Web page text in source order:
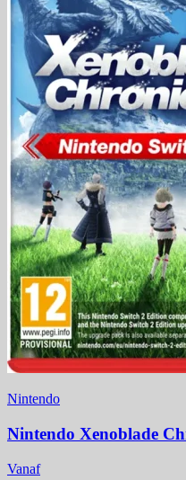
Nintendo
Nintendo Xenoblade
Vanaf